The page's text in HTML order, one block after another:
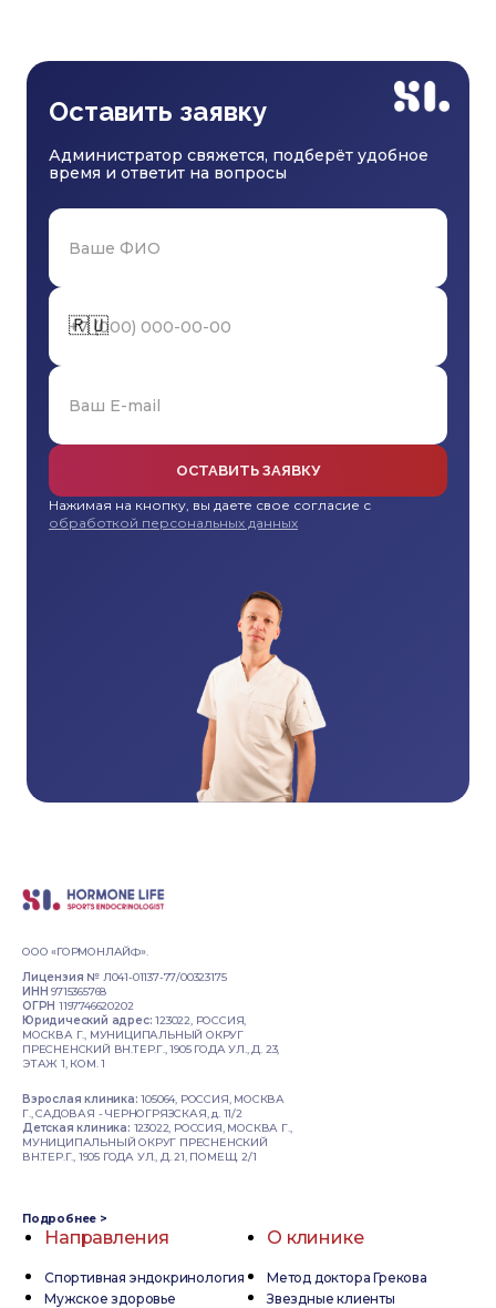
Оставить заявку
Администратор свяжется, подберёт удобное
время и ответит на вопросы
🇷🇺
ОСТАВИТЬ ЗАЯВКУ
Нажимая на кнопку, вы даете свое согласие с
обработкой персональных данных
ООО «ГОРМОНЛАЙФ».
Лицензия № Л041-01137-77/00323175
ИНН 9715365768
ОГРН 1197746620202
Юридический адрес:123022, РОССИЯ,
МОСКВА Г., МУНИЦИПАЛЬНЫЙ ОКРУГ
ПРЕСНЕНСКИЙ ВН.ТЕР.Г., 1905 ГОДА УЛ., Д. 23,
ЭТАЖ 1, КОМ. 1
Взрослая клиника: 105064, РОССИЯ, МОСКВА
Г., САДОВАЯ - ЧЕРНОГРЯЗСКАЯ, д. 11/2
Детская клиника: 123022, РОССИЯ, МОСКВА Г.,
МУНИЦИПАЛЬНЫЙ ОКРУГ ПРЕСНЕНСКИЙ
ВН.ТЕР.Г., 1905 ГОДА УЛ., Д. 21, ПОМЕЩ. 2/1
Подробнее >
Направления
Спортивная эндокринология
Мужское здоровье
О клинике
Метод доктора Грекова
Звездные клиенты